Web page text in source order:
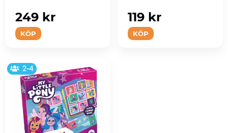
KÖP
249 kr
KÖP
119 kr
2-4